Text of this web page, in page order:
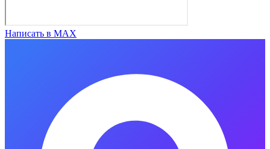
Написать в MAX